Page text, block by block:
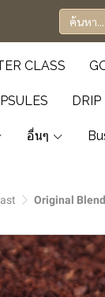
CLASS
DRIP
อื่นๆ
Original Blend